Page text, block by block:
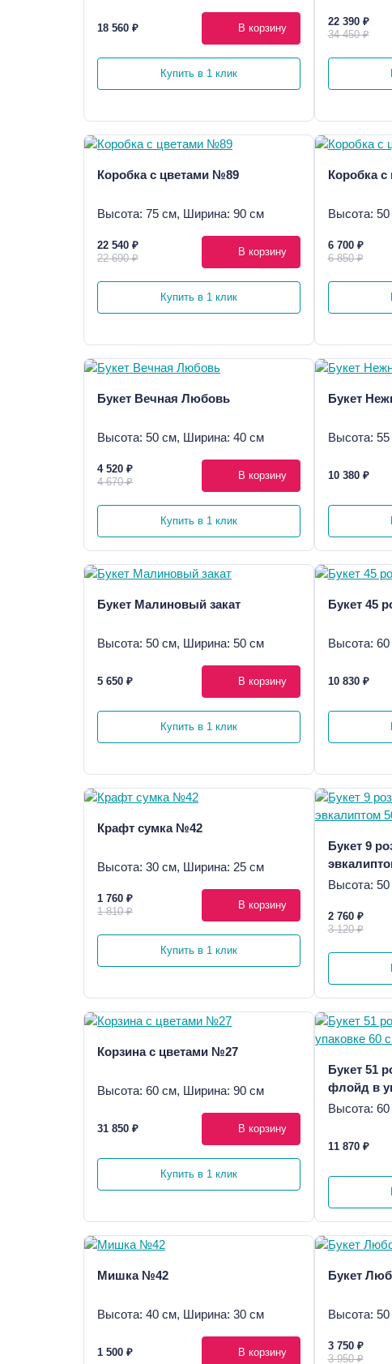
18 560 ₽ В корзину
Купить в 1 клик
22 390 ₽
34 450 ₽
Коробка с цветами №89
Высота: 75 см, Ширина: 90 см
22 540 ₽
22 690 ₽
В корзину
Купить в 1 клик
Коробка
Высота:
6 700 ₽
6 850 ₽
Букет Вечная Любовь
Высота: 50 см, Ширина: 40 см
4 520 ₽
4 670 ₽
В корзину
Купить в 1 клик
Букет
Высота:
10 380 ₽
Букет Малиновый закат
Высота: 50 см, Ширина: 50 см
5 650 ₽ В корзину
Купить в 1 клик
Букет 45
Высота:
10 830 ₽
Крафт сумка №42
Высота: 30 см, Ширина: 25 см
1 760 ₽
1 810 ₽
В корзину
Купить в 1 клик
Букет 9
Высота:
2 760 ₽
3 120 ₽
Корзина с цветами №27
Высота: 60 см, Ширина: 90 см
31 850 ₽ В корзину
Купить в 1 клик
Букет 51
флойд в
Высота:
11 870 ₽
Мишка №42
Высота: 40 см, Ширина: 30 см
1 500 ₽ В корзину
Букет
Высота:
3 750 ₽
3 950 ₽